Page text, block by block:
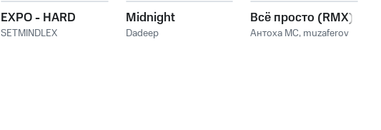
EXPO - HARD
SETMINDLEX
Midnight
Dadeep
Всё просто (RMX)
Антоха МС, muzaferov